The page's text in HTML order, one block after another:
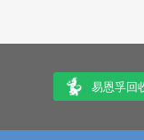
易恩孚回